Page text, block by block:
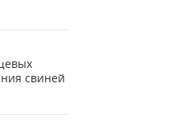
свиней